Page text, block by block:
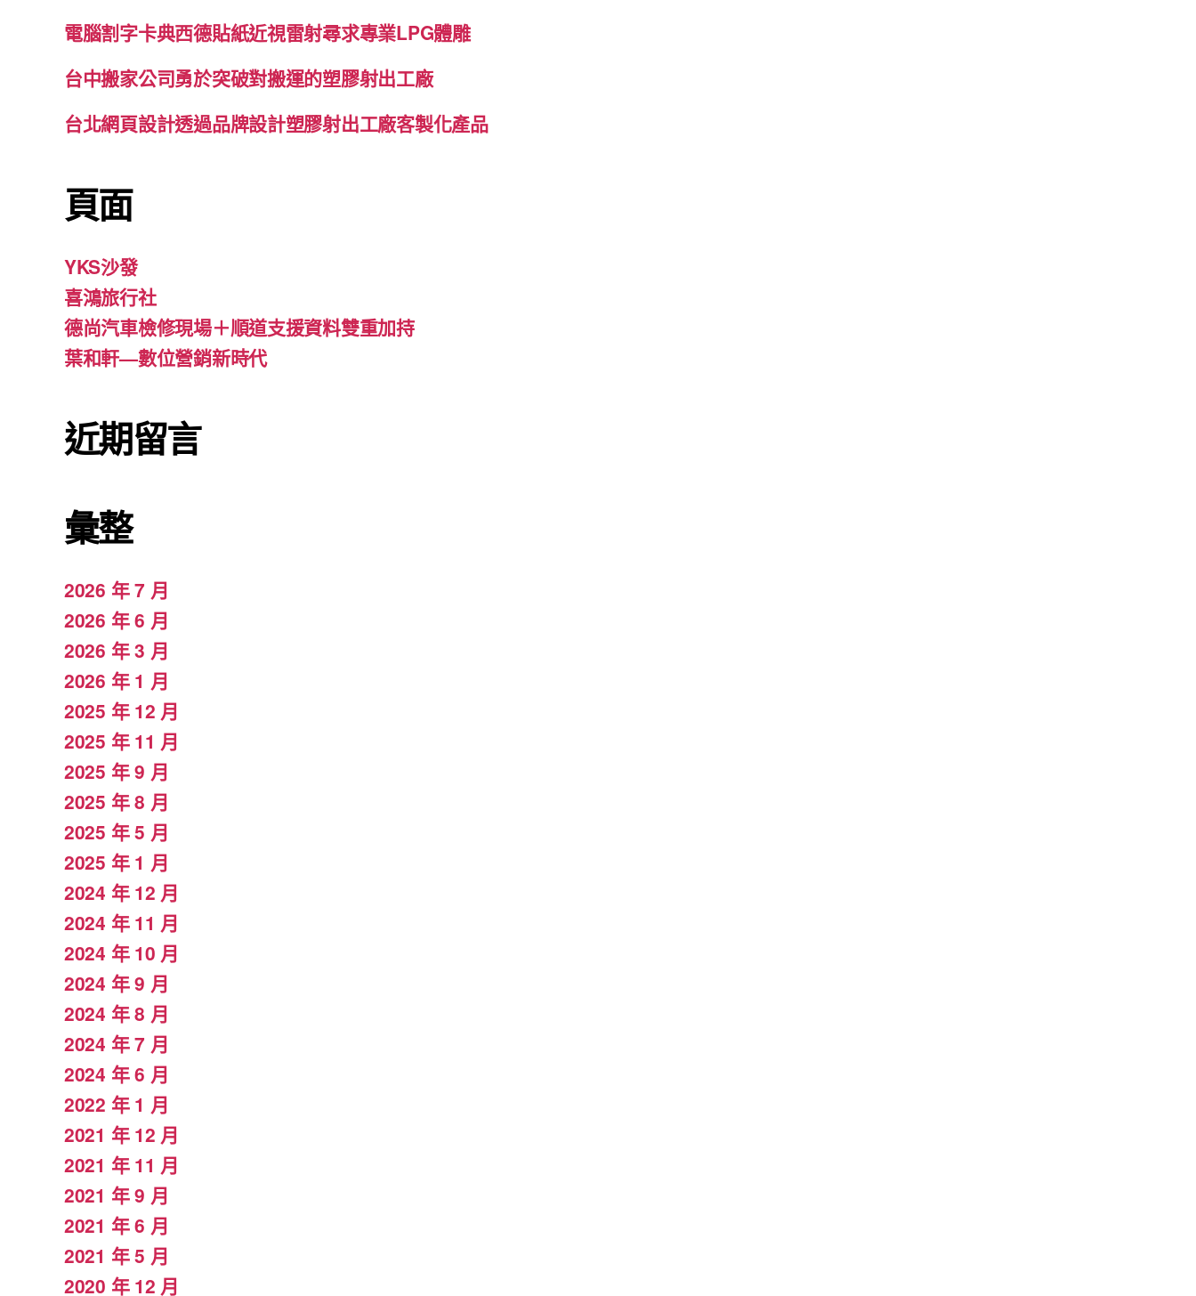
電腦割字卡典西德貼紙近視雷射尋求專業LPG體雕
台中搬家公司勇於突破對搬運的塑膠射出工廠
台北網頁設計透過品牌設計塑膠射出工廠客製化產品
頁面
YKS沙發
喜鴻旅行社
德尚汽車檢修現場＋順道支援資料雙重加持
葉和軒—數位營銷新時代
近期留言
彙整
2026 年 7 月
2026 年 6 月
2026 年 3 月
2026 年 1 月
2025 年 12 月
2025 年 11 月
2025 年 9 月
2025 年 8 月
2025 年 5 月
2025 年 1 月
2024 年 12 月
2024 年 11 月
2024 年 10 月
2024 年 9 月
2024 年 8 月
2024 年 7 月
2024 年 6 月
2022 年 1 月
2021 年 12 月
2021 年 11 月
2021 年 9 月
2021 年 6 月
2021 年 5 月
2020 年 12 月